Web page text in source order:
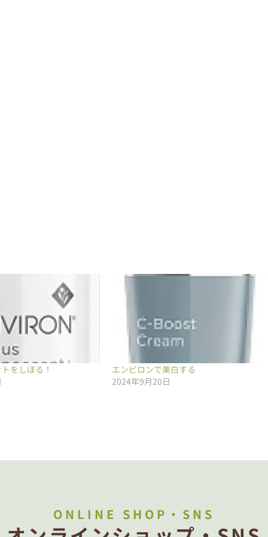
をしぼる！
エンビロンで美白する
2024年9月20日
ONLINE SHOP・SNS